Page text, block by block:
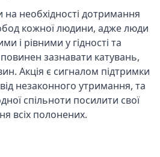
на необхідності дотримання
кожної людини, адже люди
і рівними у гідності та
зазнавати катувань,
Акція є сигналом підтримки
незаконного утримання, та
спільноти посилити свої
всіх полонених.